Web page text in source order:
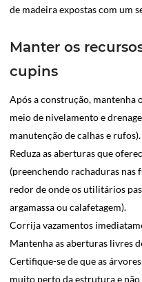
de madeira expostas com um
Manter os
cupins
Após a construção, mantenha
meio de nivelamento e
manutenção de calhas e rufos).
Reduza as aberturas que
(preenchendo rachaduras nas
redor de onde os utilitários
argamassa ou calafetagem).
Corrija vazamentos
Mantenha as aberturas livres
Certifique-se de que as
muito perto da estrutura e